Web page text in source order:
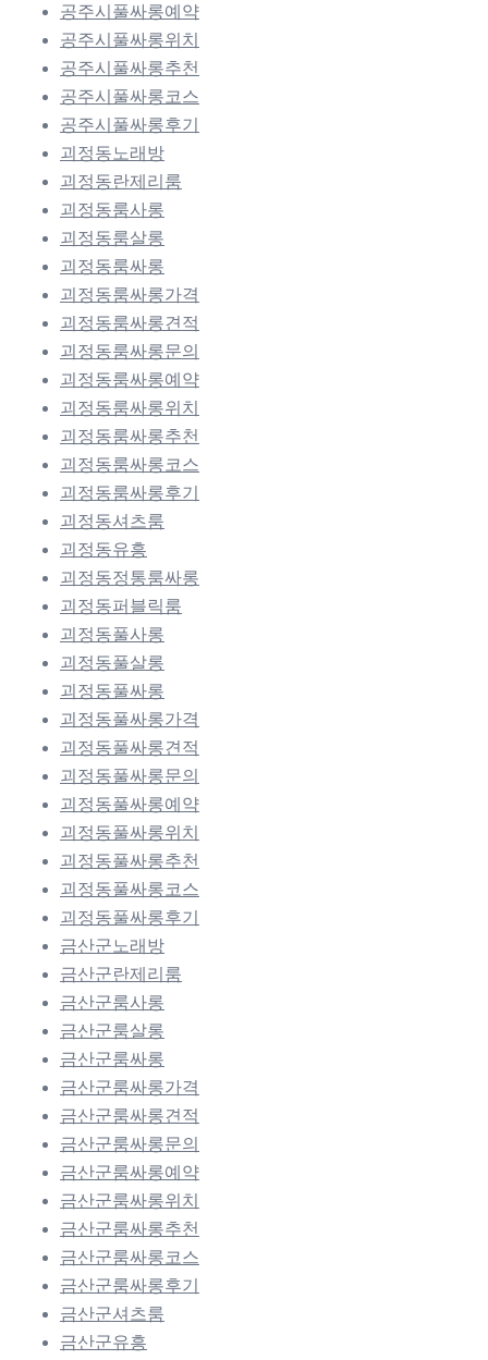
공주시풀싸롱예약
공주시풀싸롱위치
공주시풀싸롱추천
공주시풀싸롱코스
공주시풀싸롱후기
괴정동노래방
괴정동란제리룸
괴정동룸사롱
괴정동룸살롱
괴정동룸싸롱
괴정동룸싸롱가격
괴정동룸싸롱견적
괴정동룸싸롱문의
괴정동룸싸롱예약
괴정동룸싸롱위치
괴정동룸싸롱추천
괴정동룸싸롱코스
괴정동룸싸롱후기
괴정동셔츠룸
괴정동유흥
괴정동정통룸싸롱
괴정동퍼블릭룸
괴정동풀사롱
괴정동풀살롱
괴정동풀싸롱
괴정동풀싸롱가격
괴정동풀싸롱견적
괴정동풀싸롱문의
괴정동풀싸롱예약
괴정동풀싸롱위치
괴정동풀싸롱추천
괴정동풀싸롱코스
괴정동풀싸롱후기
금산군노래방
금산군란제리룸
금산군룸사롱
금산군룸살롱
금산군룸싸롱
금산군룸싸롱가격
금산군룸싸롱견적
금산군룸싸롱문의
금산군룸싸롱예약
금산군룸싸롱위치
금산군룸싸롱추천
금산군룸싸롱코스
금산군룸싸롱후기
금산군셔츠룸
금산군유흥